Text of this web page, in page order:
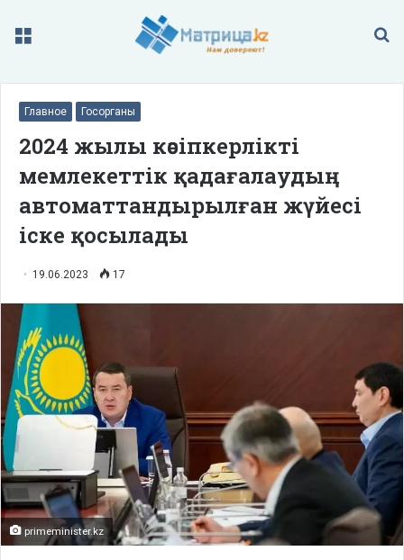
Меню
Главное Госорганы
2024 жылы кәсіпкерлікті
мемлекеттік қадағалаудың
автоматтандырылған жүйесі
іске қосылады
19.06.2023 17
primeminister.kz